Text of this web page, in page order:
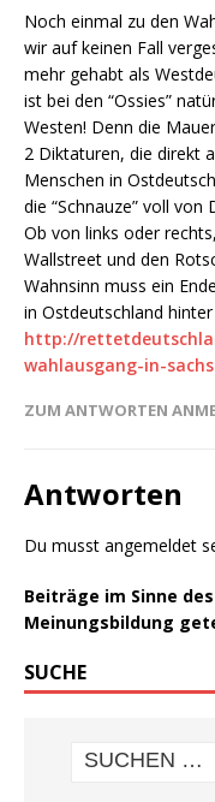
Noch einmal zu den
wir auf keinen Fall
mehr gehabt als
ist bei den “Ossies”
Westen! Denn die
2 Diktaturen, die direkt
Menschen in
die “Schnauze” voll
Ob von links oder
Wallstreet und den
Wahnsinn muss ein
in Ostdeutschland
http://
wahlausgang-in-
ZUM ANTWORTEN
Antworten
Du musst angemeldet
Beiträge im Sinne
Meinungsbildung
SUCHE